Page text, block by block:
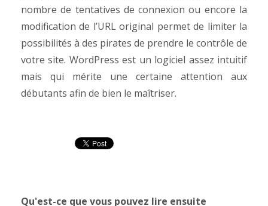
nombre de tentatives de connexion ou encore la
modification de l’URL original permet de limiter la
possibilités à des pirates de prendre le contrôle de
votre site. WordPress est un logiciel assez intuitif
mais qui mérite une certaine attention aux
débutants afin de bien le maîtriser.
Qu'est-ce que vous pouvez lire ensuite